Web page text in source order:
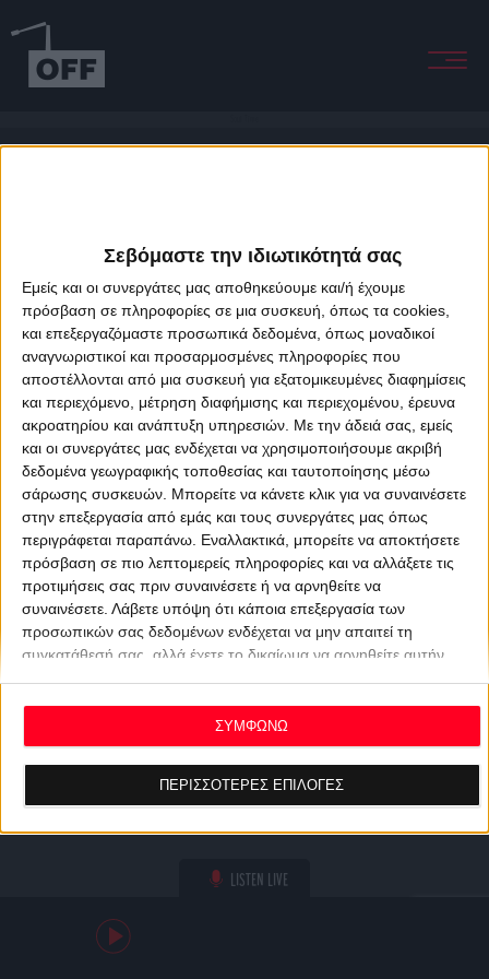
Σεβόμαστε την ιδιωτικότητά σας
Εμείς και οι συνεργάτες μας αποθηκεύουμε και/ή έχουμε
πρόσβαση σε πληροφορίες σε μια συσκευή, όπως τα cookies,
και επεξεργαζόμαστε προσωπικά δεδομένα, όπως μοναδικοί
αναγνωριστικοί και προσαρμοσμένες πληροφορίες που
αποστέλλονται από μια συσκευή για εξατομικευμένες διαφημίσεις
και περιεχόμενο, μέτρηση διαφήμισης και περιεχομένου, έρευνα
ακροατηρίου και ανάπτυξη υπηρεσιών. Με την άδειά σας, εμείς
και οι συνεργάτες μας ενδέχεται να χρησιμοποιήσουμε ακριβή
δεδομένα γεωγραφικής τοποθεσίας και ταυτοποίησης μέσω
σάρωσης συσκευών. Μπορείτε να κάνετε κλικ για να συναινέσετε
στην επεξεργασία από εμάς και τους συνεργάτες μας όπως
περιγράφεται παραπάνω. Εναλλακτικά, μπορείτε να αποκτήσετε
πρόσβαση σε πιο λεπτομερείς πληροφορίες και να αλλάξετε τις
προτιμήσεις σας πριν συναινέσετε ή να αρνηθείτε να
συναινέσετε. Λάβετε υπόψη ότι κάποια επεξεργασία των
προσωπικών σας δεδομένων ενδέχεται να μην απαιτεί τη
συγκατάθεσή σας, αλλά έχετε το δικαίωμα να αρνηθείτε αυτήν
ανακαλέσετε τη συγκατάθεσή σας ανά πάσα στιγμή
επιστρέφοντας σε αυτόν τον ιστότοπο και κάνοντας κλικ στο
κουμπί "Απορρήτου" στο κάτω μέρος της ιστοσελίδας.
ΠΕΡΙΣΣΟΤΕΡΕΣ ΕΠΙΛΟΓΕΣ
ΣΥΜΦΩΝΩ
LISTEN LIVE
About Offradio Business Class Terms & Conditions
Privacy Policy
Designed & developed byporcupine colors&Fotis Alexandrou